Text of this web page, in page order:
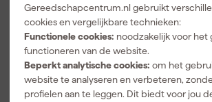
Gereedschapcentrum.nl gebruikt
cookies en vergelijkbare technieken:
Functionele cookies: noodzakelijk voor het
functioneren van de website.
Beperkt analytische cookies: om het
website te analyseren en verbeteren,
profielen aan te leggen. Dit biedt voor jou